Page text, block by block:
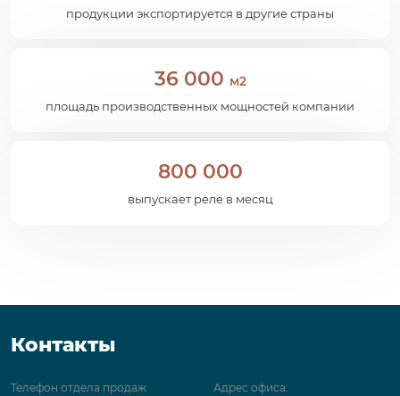
продукции экспортируется в другие страны
36 000 м2
площадь производственных мощностей компании
800 000
выпускает реле в месяц
Контакты
Телефон отдела продаж Адрес офиса: